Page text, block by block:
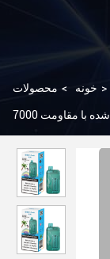
خونه > محصولات >
7000 کپسول های کارتریج ظریف با کرستال و دستگاه پر شده با مقاومت